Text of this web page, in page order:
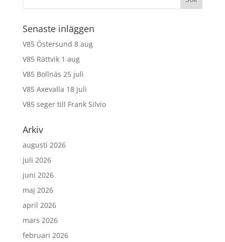
Senaste inläggen
V85 Östersund 8 aug
V85 Rättvik 1 aug
V85 Bollnäs 25 juli
V85 Axevalla 18 juli
V85 seger till Frank Silvio
Arkiv
augusti 2026
juli 2026
juni 2026
maj 2026
april 2026
mars 2026
februari 2026